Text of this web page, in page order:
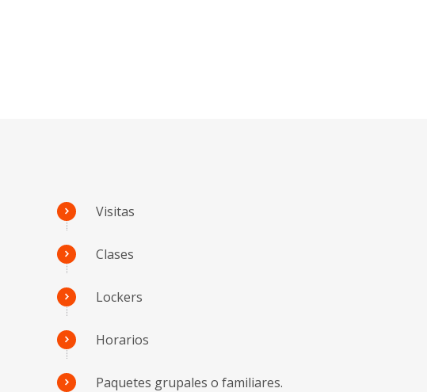
Visitas
Clases
Lockers
Horarios
Paquetes grupales o familiares.